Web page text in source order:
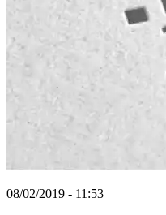
08/02/2019 - 11:53